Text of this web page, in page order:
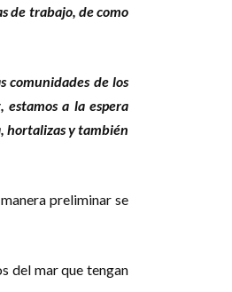
de trabajo, de como
comunidades de los
a la espera
hortalizas y también
preliminar se
del mar que tengan